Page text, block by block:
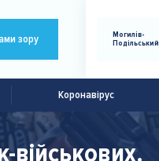
зору
Могилів-
Подільський
Коронавірус
військових.